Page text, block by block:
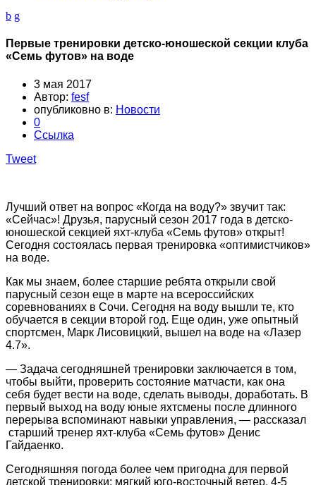
Первые тренировки детско-юношеской секции клуба
«Семь футов» на воде
3 мая 2017
Автор: fesf
опубликовно в: Новости
0
Ссылка
Tweet
Лучший ответ на вопрос «Когда на воду?» звучит так:
«Сейчас»! Друзья, парусный сезон 2017 года в детско-
юношеской секцией яхт-клуба «Семь футов» открыт!
Сегодня состоялась первая тренировка «оптимистчиков»
на воде.
Как мы знаем, более старшие ребята открыли свой
парусный сезон еще в марте на всероссийских
соревнованиях в Сочи. Сегодня на воду вышли те, кто
обучается в секции второй год. Еще один, уже опытный
спортсмен, Марк Лисовицкий, вышел на воде на «Лазер
4.7».
— Задача сегодняшней тренировки заключается в том,
чтобы выйти, проверить состояние матчасти, как она
себя будет вести на воде, сделать выводы, доработать. В
первый выход на воду юные яхтсмены после длинного
перерыва вспоминают навыки управления, — рассказал
старший тренер яхт-клуба «Семь футов» Денис
Гайдаенко.
Сегодняшняя погода более чем пригодна для первой
детской тренировки: мягкий юго-восточный ветер, 4-5